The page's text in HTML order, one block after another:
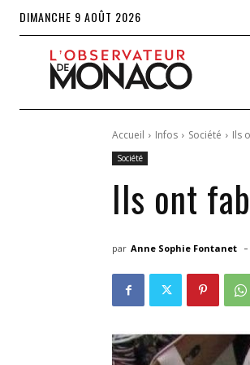
DIMANCHE 9 AOÛT 2026
Accueil Infos Société Ils
Société
Ils ont
par Anne Sophie Fontanet -